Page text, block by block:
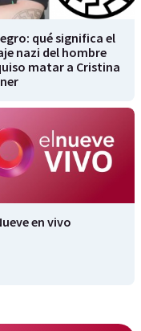
qué significa el
nazi del hombre
matar a Cristina
en vivo